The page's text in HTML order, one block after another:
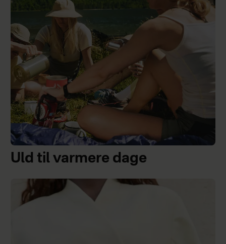
Uld til varmere dage